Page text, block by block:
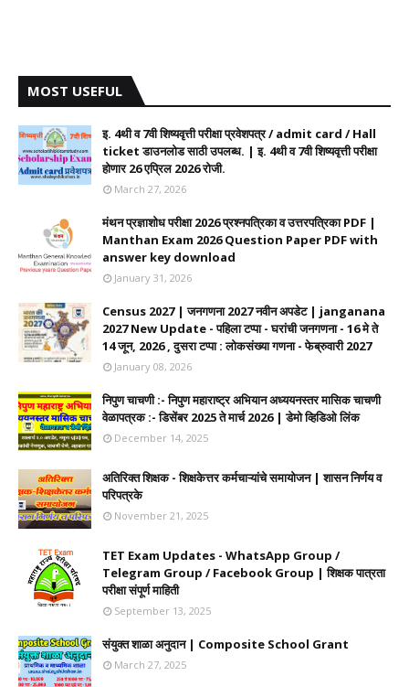
MOST USEFUL
इ. 4थी व 7वी शिष्यवृत्ती परीक्षा प्रवेशपत्र / admit card / Hall
ticket डाउनलोड साठी उपलब्ध. | इ. 4थी व 7वी शिष्यवृत्ती परीक्षा
होणार 26 एप्रिल 2026 रोजी.
March 27, 2026
मंथन प्रज्ञाशोध परीक्षा 2026 प्रश्नपत्रिका व उत्तरपत्रिका PDF |
Manthan Exam 2026 Question Paper PDF with
answer key download
January 31, 2026
Census 2027 | जनगणना 2027 नवीन अपडेट | janganana
2027 New Update - पहिला टप्पा - घरांची जनगणना - 16 मे ते
14 जून, 2026 , दुसरा टप्पा : लोकसंख्या गणना - फेब्रुवारी 2027
January 08, 2026
निपुण चाचणी :- निपुण महाराष्ट्र अभियान अध्ययनस्तर मासिक चाचणी
वेळापत्रक :- डिसेंबर 2025 ते मार्च 2026 | डेमो व्हिडिओ लिंक
December 14, 2025
अतिरिक्त शिक्षक - शिक्षकेत्तर कर्मचाऱ्यांचे समायोजन | शासन निर्णय व
परिपत्रके
November 21, 2025
TET Exam Updates - WhatsApp Group /
Telegram Group / Facebook Group | शिक्षक पात्रता
परीक्षा संपूर्ण माहिती
September 13, 2025
संयुक्त शाळा अनुदान | Composite School Grant
March 27, 2025